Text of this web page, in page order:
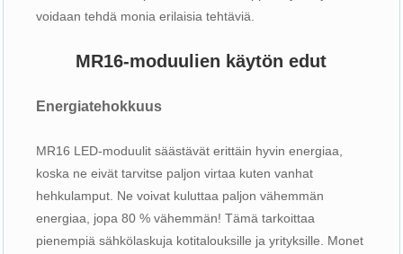
voidaan tehdä monia erilaisia ​​tehtäviä.
MR16-moduulien käytön edut
Energiatehokkuus
MR16 LED-moduulit säästävät erittäin hyvin energiaa,
koska ne eivät tarvitse paljon virtaa kuten vanhat
hehkulamput. Ne voivat kuluttaa paljon vähemmän
energiaa, jopa 80 % vähemmän! Tämä tarkoittaa
pienempiä sähkölaskuja kotitalouksille ja yrityksille. Monet